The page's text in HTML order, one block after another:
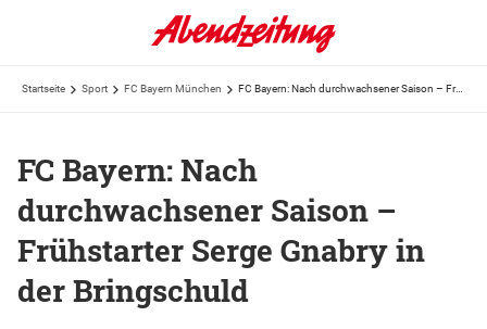
Startseite Sport FC Bayern München FC Bayern: Nach durchwachsener Saison – Frühstarter Serge Gnabry in der Bringschuld
FC Bayern: Nach
durchwachsener Saison –
Frühstarter Serge Gnabry in
der Bringschuld